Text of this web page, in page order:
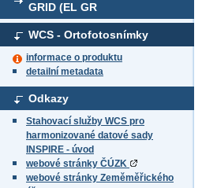
GRID (EL GR
WCS - Ortofotosnímky
informace o produktu
detailní metadata
Odkazy
Stahovací služby WCS pro
harmonizované datové sady
INSPIRE - úvod
webové stránky ČÚZK
webové stránky Zeměměřického